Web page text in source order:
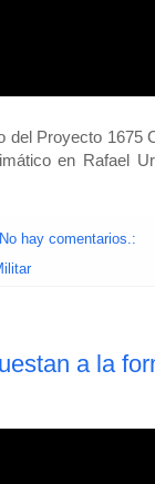
Proyecto 1675
en Rafael
No hay comentarios.:
a la